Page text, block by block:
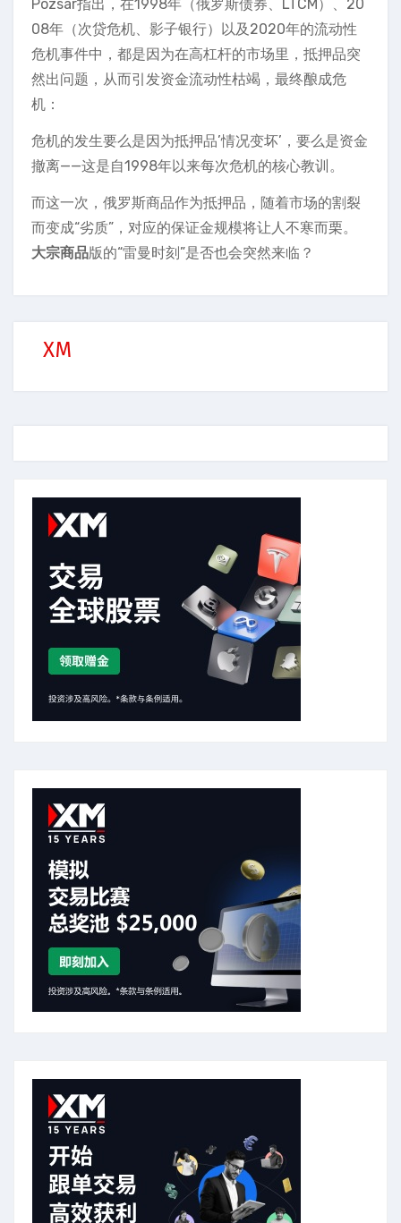
Pozsar指出，在1998年（俄罗斯债券、LTCM）、20
08年（次贷危机、影子银行）以及2020年的流动性
危机事件中，都是因为在高杠杆的市场里，抵押品突
然出问题，从而引发资金流动性枯竭，最终酿成危
机：
危机的发生要么是因为抵押品’情况变坏’，要么是资金
撤离——这是自1998年以来每次危机的核心教训。
而这一次，俄罗斯商品作为抵押品，随着市场的割裂
而变成“劣质”，对应的保证金规模将让人不寒而栗。
大宗商品版的“雷曼时刻”是否也会突然来临？
XM